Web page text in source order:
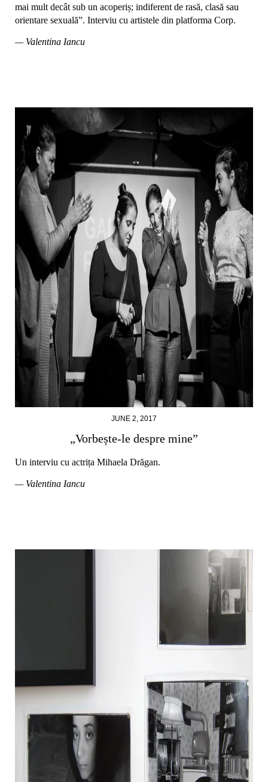
mai mult decât sub un acoperiș; indiferent de rasă, clasă sau
orientare sexuală”. Interviu cu artistele din platforma Corp.
— Valentina Iancu
JUNE 2, 2017
„Vorbește-le despre mine”
Un interviu cu actrița Mihaela Drăgan.
— Valentina Iancu